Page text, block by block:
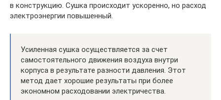
в конструкцию. Сушка происходит ускоренно, но расход
электроэнергии повышенный.
Усиленная сушка осуществляется за счет
самостоятельного движения воздуха внутри
корпуса в результате разности давления. Этот
метод дает хорошие результаты при более
экономном расходовании электричества.